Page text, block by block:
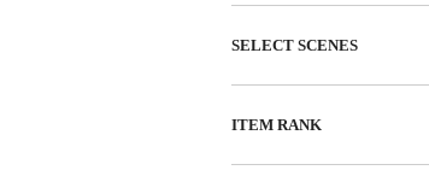
SELECT SCENES
ITEM RANK